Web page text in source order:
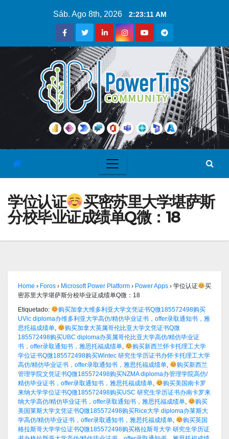
Sáb. Ago 8th, 2026 2:23:11 AM
学位认证
买密苏里大学堪萨斯
分校毕业证成绩单Q微：18
Home › Foros › Microsoft Power Platform › Power Apps › 学位认证
买
密苏里大学堪萨斯分校毕业证成绩单Q微：18
Etiquetado:
购买加拿大维多利亚大学文凭证书Q微185572498购买
UVic diploma办维多利亚大学高仿/精仿毕业证书，offer录取通知书，雅
思托福成绩单,
购买加拿大英属哥伦比亚大学文凭证书Q微
185572498购买UBC diploma办英属哥伦比亚大学高仿/精仿毕业证
书，offer录取通知书，雅思托福成绩单,
购买新西兰怀卡托理工大学
学位证书Q微185572498购买Wintec 研究生学历证书办怀卡托理工大学
高仿/精仿毕业证书，offer录取通知书，雅思托福成绩单,
购买新西兰
管理学院文凭证书Q微185572498购买NZMA diploma办管理学院高仿/
精仿毕业证书，offer录取通知书，雅思托福成绩单,
购买美国南卡罗
来纳大学学位证书Q微185572498购买USC 研究生学历证书办南卡罗来
纳大学高仿/精仿毕业证书，offer录取通知书，雅思托福成绩单,
购买
美国莱斯大学文凭证书Q微185572498购买Rice大学 diploma办莱斯大
学高仿/精仿毕业证书，offer录取通知书，雅思托福成绩单,
购买英国
格拉斯哥大学学位证书Q微185572498购买格拉斯哥大学 研究生学历证